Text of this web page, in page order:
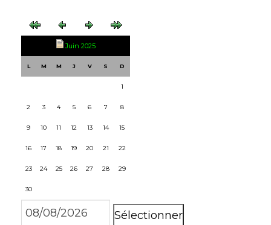
Juin 2025
L M M J V S D
1
2 3 4 5 6 7 8
9 10 11 12 13 14 15
16 17 18 19 20 21 22
23 24 25 26 27 28 29
30